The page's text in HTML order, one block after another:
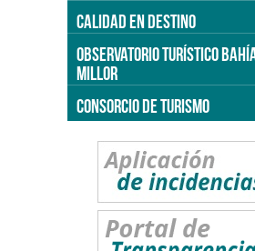
CALIDAD EN DESTINO
OBSERVATORIO TURÍSTICO
MILLOR
CONSORCIO DE TURISMO